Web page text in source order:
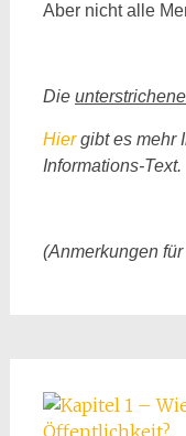
Aber nicht alle
Die
Hiergibt es mehr
Informations-Text.
(Anmerkungen